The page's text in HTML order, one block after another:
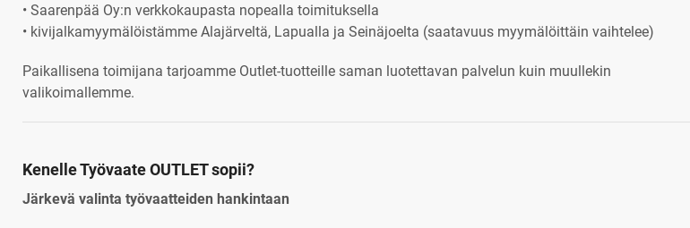
• Saarenpää Oy:n verkkokaupasta nopealla toimituksella
• kivijalkamyymälöistämme Alajärveltä, Lapualla ja Seinäjoelta (saatavuus myymälöittäin vaihtelee)
Paikallisena toimijana tarjoamme Outlet-tuotteille saman luotettavan palvelun kuin muullekin
valikoimallemme.
Kenelle Työvaate OUTLET sopii?
Järkevä valinta työvaatteiden hankintaan